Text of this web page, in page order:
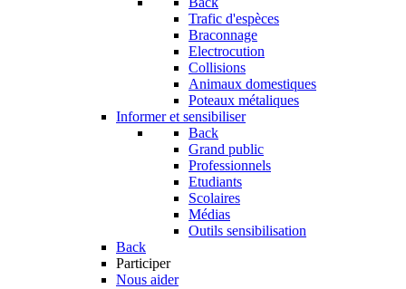
Trafic d'espèces
Braconnage
Electrocution
Collisions
Animaux domestiques
Poteaux métaliques
Informer et sensibiliser
Back
Grand public
Professionnels
Etudiants
Scolaires
Médias
Outils sensibilisation
Back
Participer
Nous aider